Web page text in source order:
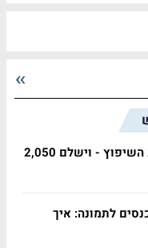
לתמונה: איך